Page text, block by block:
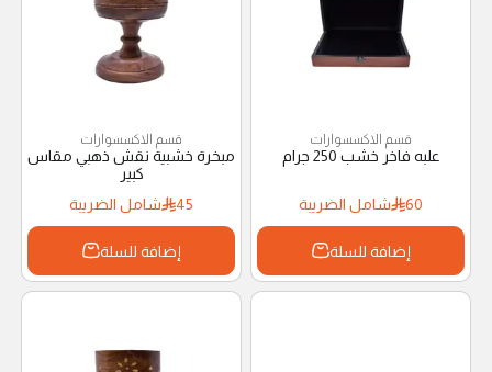
قسم الاكسسوارات
علبه فاخر خشب 250 جرام
60 شامل الضريبة
إضافة للسلة
قسم الاكسسوارات
مبخرة خشبية نقش ذهبي مقاس
كبير
45
شامل الضريبة
إضافة للسلة